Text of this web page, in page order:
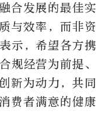
合发展的最佳实
与效率，而非资
示，希望各方携
经营为前提、
新为动力，共同
费者满意的健康